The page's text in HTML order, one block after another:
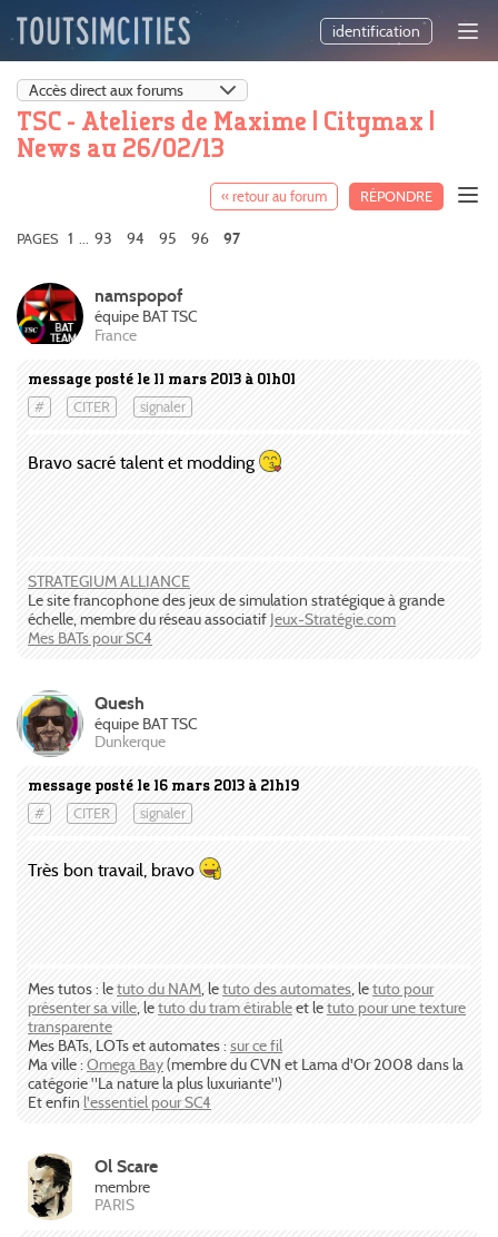
identification
TSC - Ateliers de Maxime | Citymax |
News au 26/02/13
« retour au forum RÉPONDRE
PAGES 1 ... 93 94 95 96 97
message posté le 11 mars 2013 à 01h01
# CITER signaler
namspopof
équipe BAT TSC
France
Bravo sacré talent et modding
STRATEGIUM ALLIANCE
Le site francophone des jeux de simulation stratégique à grande
échelle, membre du réseau associatif Jeux-Stratégie.com
Mes BATs pour SC4
message posté le 16 mars 2013 à 21h19
# CITER signaler
Quesh
équipe BAT TSC
Dunkerque
Très bon travail, bravo
Mes tutos : letuto du NAM, letuto des automates, letuto pour
présenter sa ville, letuto du tram étirableet letuto pour une texture
transparente
Mes BATs, LOTs et automates :sur ce fil
Ma ville :Omega Bay(membre du CVN et Lama d'Or 2008 dans la
catégorie "La nature la plus luxuriante")
Et enfin l'essentiel pour SC4
Ol Scare
membre
PARIS